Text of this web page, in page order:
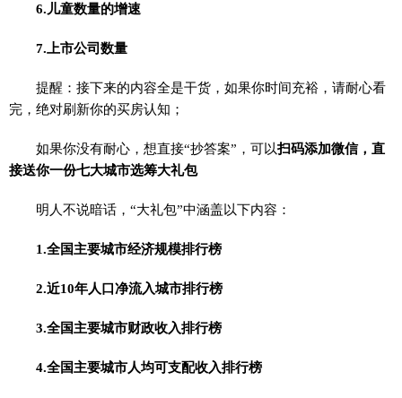
6.儿童数量的增速
7.上市公司数量
提醒：接下来的内容全是干货，如果你时间充裕，请耐心看
完，绝对刷新你的买房认知；
如果你没有耐心，想直接“抄答案”，可以扫码添加微信，直
接送你一份七大城市选筹大礼包
明人不说暗话，“大礼包”中涵盖以下内容：
1.全国主要城市经济规模排行榜
2.近10年人口净流入城市排行榜
3.全国主要城市财政收入排行榜
4.全国主要城市人均可支配收入排行榜